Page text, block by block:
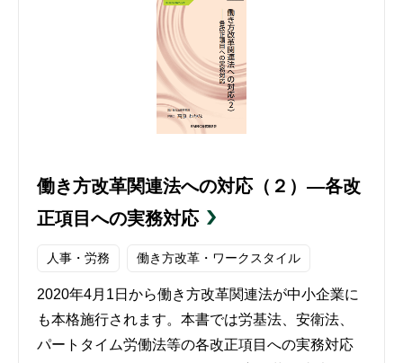
働き方改革関連法への対応（２）―各改
正項目への実務対応
人事・労務 働き方改革・ワークスタイル
2020年4月1日から働き方改革関連法が中小企業に
も本格施行されます。本書では労基法、安衛法、
パートタイム労働法等の各改正項目への実務対応